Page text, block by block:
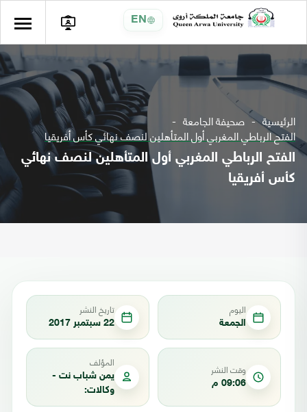
EN
الرئيسية صحيفة الجامعة
الفتح الرباطي المغربي أول المتأهلين لنصف نهائي كأس أفريقيا
الفتح الرباطي المغربي أول المتأهلين لنصف نهائي
كأس أفريقيا
اليوم
الجمعة
تاريخ النشر
22 سبتمبر 2017
وقت النشر
09:06 م
المؤلف
يمن شباب نت -
وكالات: